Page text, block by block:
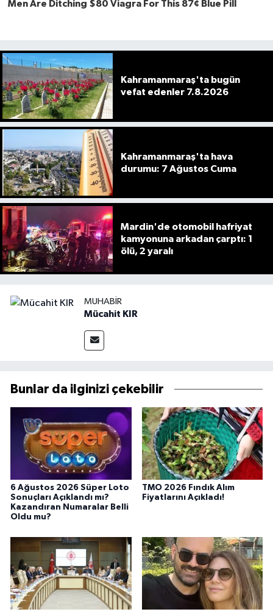
Kahramanmaraş'ta bugün
vefat edenler 7.8.2026
Kahramanmaraş'ta hava
durumu: 7 Ağustos Cuma
Mardin'de otomobil hafriyat
kamyonuna arkadan çarptı: 1
ölü, 2 yaralı
MUHABIR
Mücahit KIR
Bunlar da ilginizi çekebilir
6 Ağustos 2026 Süper Loto
Sonuçları Açıklandı mı?
Kazandıran Numaralar Belli
Oldu mu?
TMO 2026 Fındık Alım
Fiyatlarını Açıkladı!